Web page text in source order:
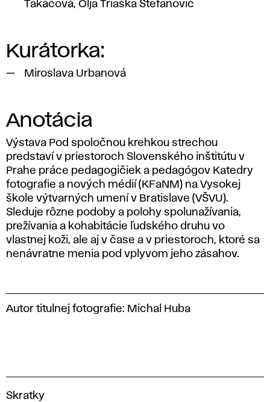
Takáčová, Olja Triaška Stefanović
Kurátorka:
Miroslava Urbanová
Anotácia
Výstava Pod spoločnou krehkou strechou
predstaví v priestoroch Slovenského inštitútu v
Prahe práce pedagogičiek a pedagógov Katedry
fotografie a nových médií (KFaNM) na Vysokej
škole výtvarných umení v Bratislave (VŠVU).
Sleduje rôzne podoby a polohy spolunažívania,
prežívania a kohabitácie ľudského druhu vo
vlastnej koži, ale aj v čase a v priestoroch, ktoré sa
nenávratne menia pod vplyvom jeho zásahov.
Autor titulnej fotografie: Michal Huba
V
Skratky